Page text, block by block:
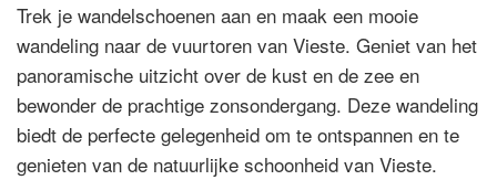
Trek je wandelschoenen aan en maak een mooie
wandeling naar de vuurtoren van Vieste. Geniet van het
panoramische uitzicht over de kust en de zee en
bewonder de prachtige zonsondergang. Deze wandeling
biedt de perfecte gelegenheid om te ontspannen en te
genieten van de natuurlijke schoonheid van Vieste.